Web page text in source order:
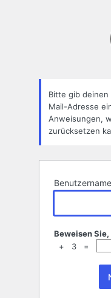
Bitte gib
Mail-Adresse
Anweisungen,
zurücksetzen
Beweisen
+ 3 =